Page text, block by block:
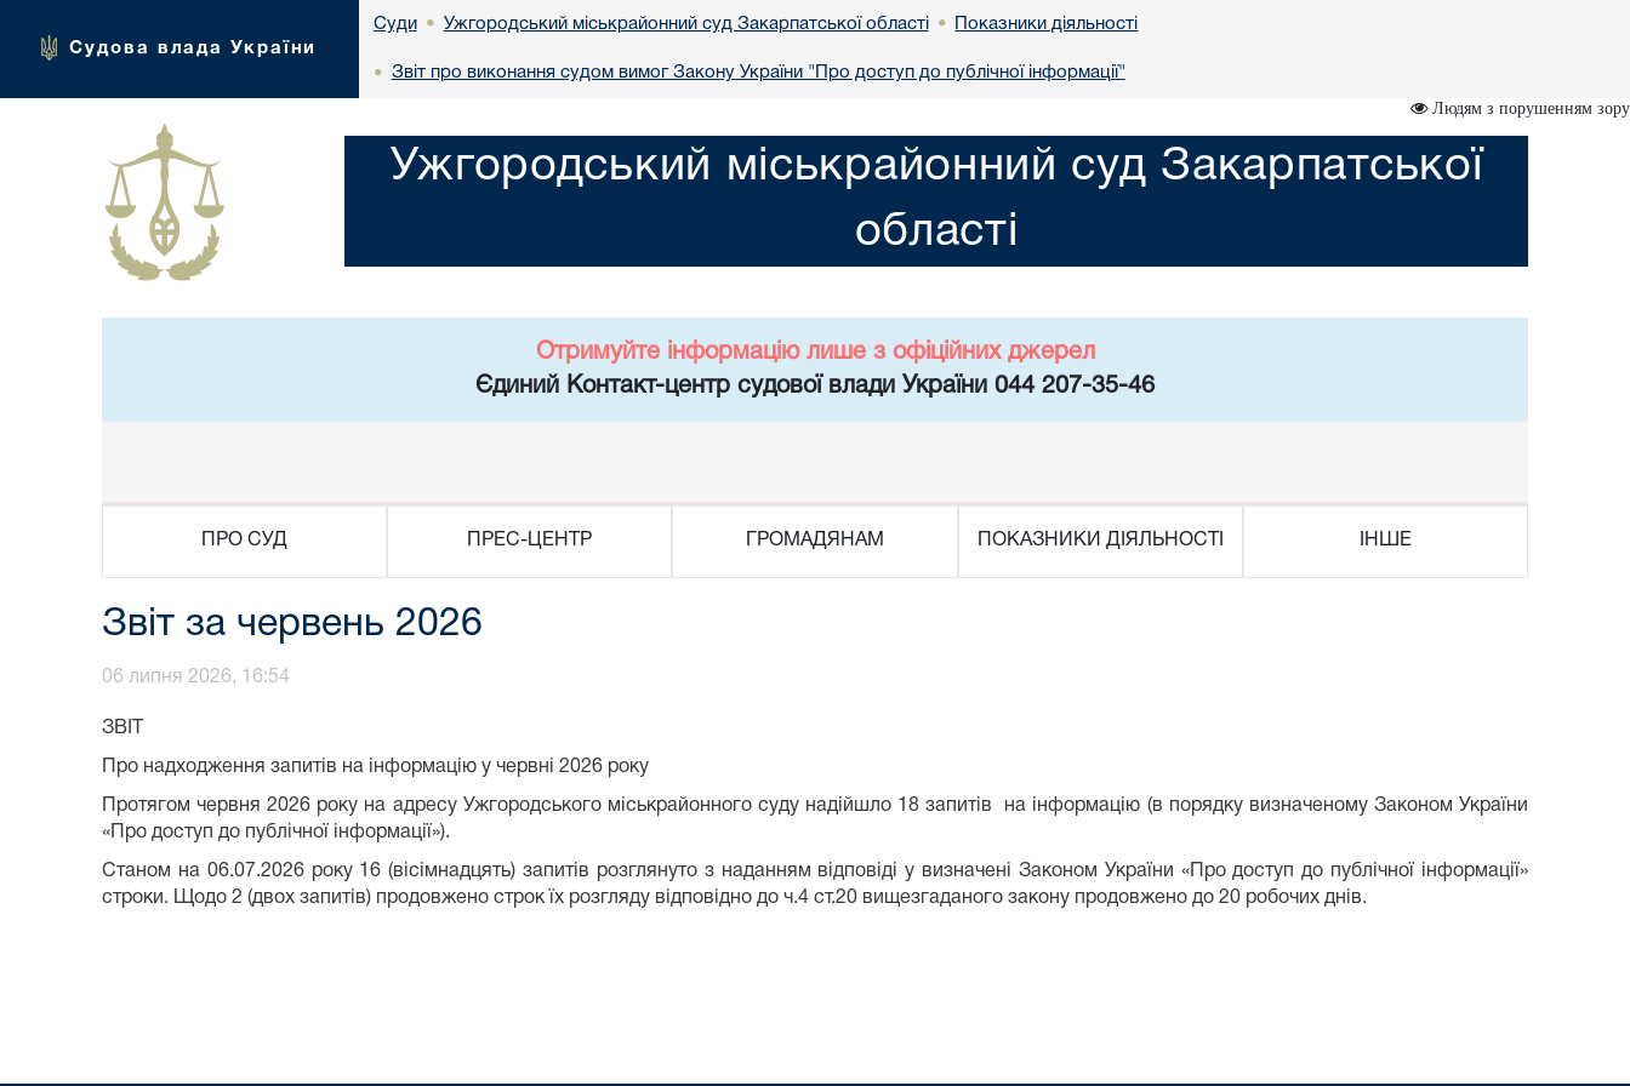
Судова влада України
Суди • Ужгородський міськрайонний суд Закарпатської області • Показники діяльності
• Звіт про виконання судом вимог Закону України "Про доступ до публічної інформації"
Людям з порушенням зору
Ужгородський міськрайонний суд Закарпатської
області
Отримуйте інформацію лише з офіційних джерел
Єдиний Контакт-центр судової влади України 044 207-35-46
ПРО СУД ПРЕС-ЦЕНТР ГРОМАДЯНАМ ПОКАЗНИКИ ДІЯЛЬНОСТІ ІНШЕ
Звіт за червень 2026
06 липня 2026, 16:54
ЗВІТ
Про надходження запитів на інформацію у червні 2026 року
Протягом червня 2026 року на адресу Ужгородського міськрайонного суду надійшло 18 запитів на інформацію (в порядку визначеному Законом України
«Про доступ до публічної інформації»).
Станом на 06.07.2026 року 16 (вісімнадцять) запитів розглянуто з наданням відповіді у визначені Законом України «Про доступ до публічної інформації»
строки. Щодо 2 (двох запитів) продовжено строк їх розгляду відповідно до ч.4 ст.20 вищезгаданого закону продовжено до 20 робочих днів.